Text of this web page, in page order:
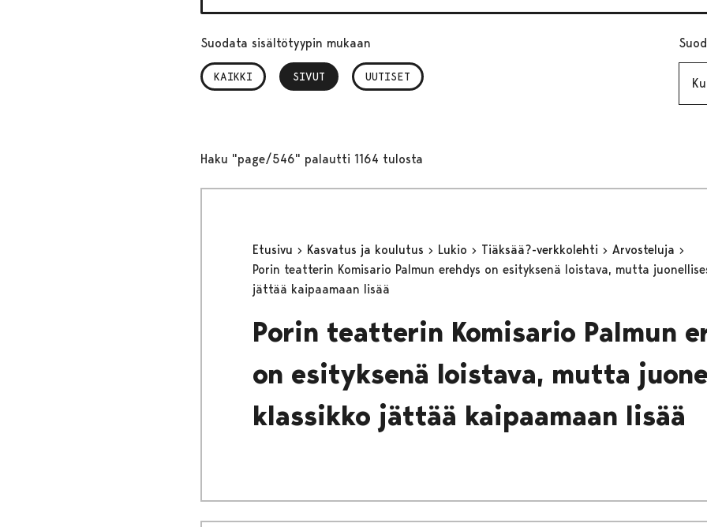
Suodata sisältötyypin mukaan
KAIKKI SIVUT
, VALITTU UUTISET
Haku "page/546" palautti 1164 tulosta
Etusivu Kasvatus ja koulutus Lukio Tiäksää?-verkkolehti
Arvosteluja
Porin teatterin Komisario Palmun erehdys on esityksenä loistava, mutta
jättää kaipaamaan lisää
Porin teatterin Komisario Palmun
on esityksenä loistava, mutta
klassikko jättää kaipaamaan lisää